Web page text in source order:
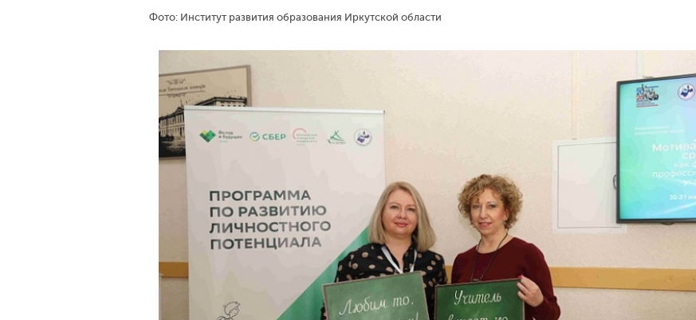
Фото: Институт развития образования Иркутской области